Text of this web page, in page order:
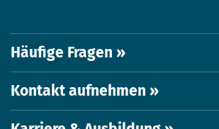
Häufige Fragen »
Kontakt aufnehmen »